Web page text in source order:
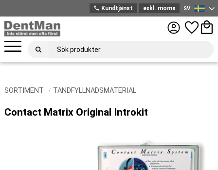
Meny
phone Kundtjänst exkl. moms
Svenska
SV
Favoriter
SORTIMENT TANDFYLLNADSMATERIAL
Contact Matrix Original Introkit